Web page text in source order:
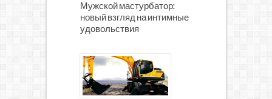
Мужской мастурбатор:
новый взгляд на интимные
удовольствия